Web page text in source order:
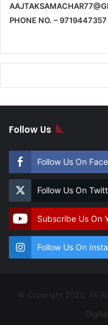
PHONE NO. – 9719447357
Follow Us
Follow Us On
Follow Us On
Subscribe Us On
Follow Us On
© Copyright 2026, All